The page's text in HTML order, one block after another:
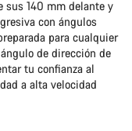
sus 140 mm delante y
con ángulos
para cualquier
de dirección de
tu confianza al
a alta velocidad